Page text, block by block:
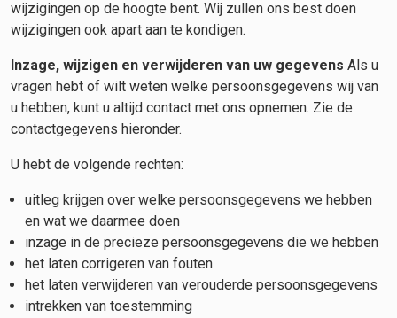
wijzigingen op de hoogte bent. Wij zullen ons best doen
wijzigingen ook apart aan te kondigen.
Inzage, wijzigen en verwijderen van uw gegevens Als u
vragen hebt of wilt weten welke persoonsgegevens wij van
u hebben, kunt u altijd contact met ons opnemen. Zie de
contactgegevens hieronder.
U hebt de volgende rechten:
uitleg krijgen over welke persoonsgegevens we hebben
en wat we daarmee doen
inzage in de precieze persoonsgegevens die we hebben
het laten corrigeren van fouten
het laten verwijderen van verouderde persoonsgegevens
intrekken van toestemming